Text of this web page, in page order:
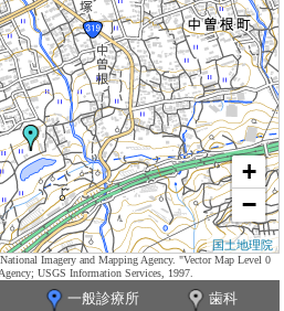
+
−
国土地理院
Imagery and Mapping Agency. "Vector Map Level 0
USGS Information Services, 1997.
一般診療所
歯科